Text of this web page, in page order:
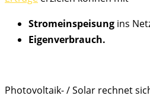
Stromeinspeisung ins
Eigenverbrauch.
Photovoltaik- / Solar rechnet